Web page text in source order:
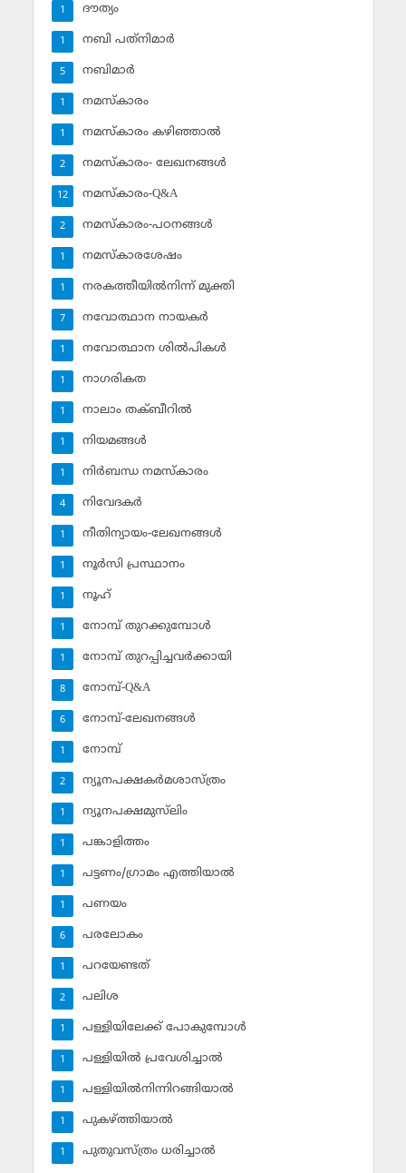
ദൗത്യം
1
നബി പത്‌നിമാര്‍
1
നബിമാര്‍
5
നമസ്‌കാരം
1
നമസ്‌കാരം കഴിഞ്ഞാല്‍
1
നമസ്‌കാരം- ലേഖനങ്ങള്‍
2
നമസ്‌കാരം-Q&A
12
നമസ്‌കാരം-പഠനങ്ങള്‍
2
നമസ്‌കാരശേഷം
1
നരകത്തീയില്‍നിന്ന് മുക്തി
1
നവോത്ഥാന നായകര്‍
7
നവോത്ഥാന ശില്‍പികള്‍
1
നാഗരികത
1
നാലാം തക്ബീറില്‍
1
നിയമങ്ങള്‍
1
നിര്‍ബന്ധ നമസ്‌കാരം
1
നിവേദകര്‍
4
നീതിന്യായം-ലേഖനങ്ങള്‍
1
നൂര്‍സി പ്രസ്ഥാനം
1
നൂഹ്‌
1
നോമ്പ് തുറക്കുമ്പോള്‍
1
നോമ്പ് തുറപ്പിച്ചവര്‍ക്കായി
1
നോമ്പ്-Q&A
8
നോമ്പ്-ലേഖനങ്ങള്‍
6
നോമ്പ്‌
1
ന്യൂനപക്ഷകര്‍മശാസ്ത്രം
2
ന്യൂനപക്ഷമുസ്‌ലിം
1
പങ്കാളിത്തം
1
പട്ടണം/ഗ്രാമം എത്തിയാല്‍
1
പണയം
1
പരലോകം
6
പറയേണ്ടത്
1
പലിശ
2
പള്ളിയിലേക്ക് പോകുമ്പോള്‍
1
പള്ളിയില്‍ പ്രവേശിച്ചാല്‍
1
പള്ളിയില്‍നിന്നിറങ്ങിയാല്‍
1
പുകഴ്ത്തിയാല്‍
1
പുതുവസ്ത്രം ധരിച്ചാല്‍
1